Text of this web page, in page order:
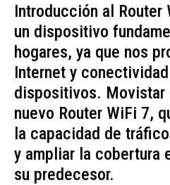
Introducción al Router
un dispositivo
hogares, ya que nos
Internet y
dispositivos. Movistar
nuevo Router WiFi 7,
la capacidad de
y ampliar la cobertura
su predecesor.